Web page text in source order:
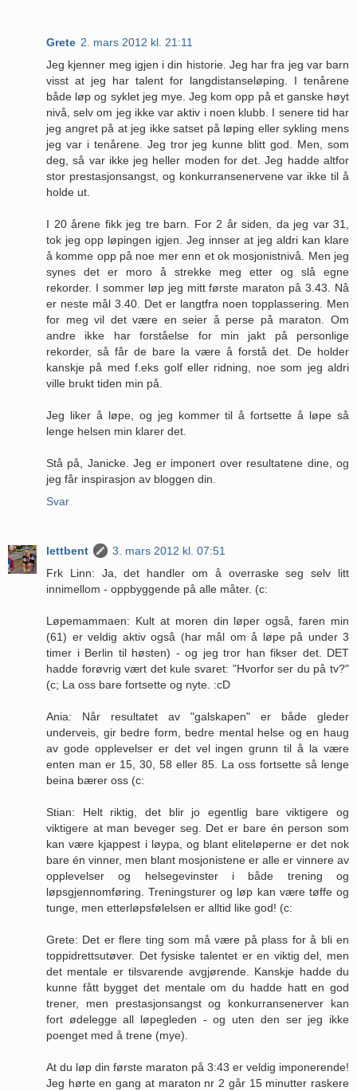
Grete 2. mars 2012 kl. 21:11
Jeg kjenner meg igjen i din historie. Jeg har fra jeg var barn
visst at jeg har talent for langdistanseløping. I tenårene
både løp og syklet jeg mye. Jeg kom opp på et ganske høyt
nivå, selv om jeg ikke var aktiv i noen klubb. I senere tid har
jeg angret på at jeg ikke satset på løping eller sykling mens
jeg var i tenårene. Jeg tror jeg kunne blitt god. Men, som
deg, så var ikke jeg heller moden for det. Jeg hadde altfor
stor prestasjonsangst, og konkurransenervene var ikke til å
holde ut.
I 20 årene fikk jeg tre barn. For 2 år siden, da jeg var 31,
tok jeg opp løpingen igjen. Jeg innser at jeg aldri kan klare
å komme opp på noe mer enn et ok mosjonistnivå. Men jeg
synes det er moro å strekke meg etter og slå egne
rekorder. I sommer løp jeg mitt første maraton på 3.43. Nå
er neste mål 3.40. Det er langtfra noen topplassering. Men
for meg vil det være en seier å perse på maraton. Om
andre ikke har forståelse for min jakt på personlige
rekorder, så får de bare la være å forstå det. De holder
kanskje på med f.eks golf eller ridning, noe som jeg aldri
ville brukt tiden min på.
Jeg liker å løpe, og jeg kommer til å fortsette å løpe så
lenge helsen min klarer det.
Stå på, Janicke. Jeg er imponert over resultatene dine, og
jeg får inspirasjon av bloggen din.
Svar
lettbent
3. mars 2012 kl. 07:51
Frk Linn: Ja, det handler om å overraske seg selv litt
innimellom - oppbyggende på alle måter. (c:
Løpemammaen: Kult at moren din løper også, faren min
(61) er veldig aktiv også (har mål om å løpe på under 3
timer i Berlin til høsten) - og jeg tror han fikser det. DET
hadde forøvrig vært det kule svaret: "Hvorfor ser du på tv?"
(c; La oss bare fortsette og nyte. :cD
Ania: Når resultatet av "galskapen" er både gleder
underveis, gir bedre form, bedre mental helse og en haug
av gode opplevelser er det vel ingen grunn til å la være
enten man er 15, 30, 58 eller 85. La oss fortsette så lenge
beina bærer oss (c:
Stian: Helt riktig, det blir jo egentlig bare viktigere og
viktigere at man beveger seg. Det er bare én person som
kan være kjappest i løypa, og blant eliteløperne er det nok
bare én vinner, men blant mosjonistene er alle er vinnere av
opplevelser og helsegevinster i både trening og
løpsgjennomføring. Treningsturer og løp kan være tøffe og
tunge, men etterløpsfølelsen er alltid like god! (c:
Grete: Det er flere ting som må være på plass for å bli en
toppidrettsutøver. Det fysiske talentet er en viktig del, men
det mentale er tilsvarende avgjørende. Kanskje hadde du
kunne fått bygget det mentale om du hadde hatt en god
trener, men prestasjonsangst og konkurransenerver kan
fort ødelegge all løpegleden - og uten den ser jeg ikke
poenget med å trene (mye).
At du løp din første maraton på 3:43 er veldig imponerende!
Jeg hørte en gang at maraton nr 2 går 15 minutter raskere